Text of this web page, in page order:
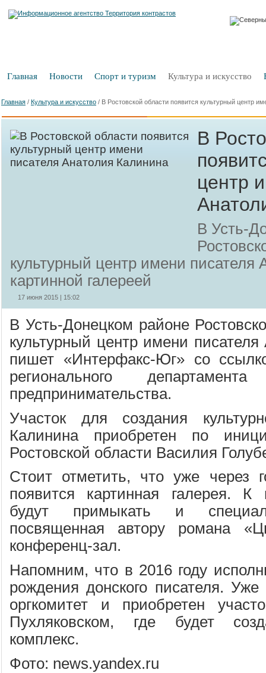
Главная Новости Спорт и туризм Культура и искусство
Главная / Культура и искусство / В Ростовской области появится культурный центр
В
центр
В Усть-
культурный центр имени писателя
картинной галереей
17 июня 2015 | 15:02
В Усть-Донецком районе
культурный центр имени
пишет «Интерфакс-Юг» со
регионального
предпринимательства.
Участок для создания
Калинина приобретен по
Ростовской области Василия
Стоит отметить, что уже через
появится картинная галерея. К
будут примыкать и
посвященная автору романа
конференц-зал.
Напомним, что в 2016 году
рождения донского писателя.
оргкомитет и приобретен
Пухляковском, где будет
комплекс.
Фото: news.yandex.ru